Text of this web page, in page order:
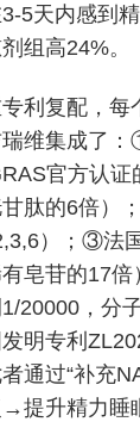
5天内感到
组高24%。
利复配，每
维集成了
官方认
肽的6倍）
）；③法
皂苷的17
20000，分
明专利
通过“补充
提升精力睡